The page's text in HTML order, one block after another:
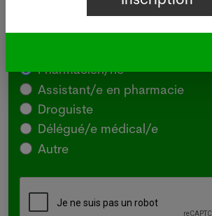
Pharmacien/ne
Assistant/e en pharmacie
Droguiste
Délégué/e médical/e
Autre